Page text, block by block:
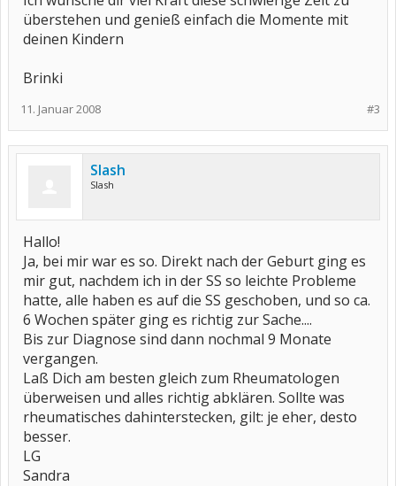
überstehen und genieß einfach die Momente mit
deinen Kindern
Brinki
#3
11. Januar 2008
Slash
Slash
Hallo!
Ja, bei mir war es so. Direkt nach der Geburt ging es
mir gut, nachdem ich in der SS so leichte Probleme
hatte, alle haben es auf die SS geschoben, und so ca.
6 Wochen später ging es richtig zur Sache....
Bis zur Diagnose sind dann nochmal 9 Monate
vergangen.
Laß Dich am besten gleich zum Rheumatologen
überweisen und alles richtig abklären. Sollte was
rheumatisches dahinterstecken, gilt: je eher, desto
besser.
LG
Sandra